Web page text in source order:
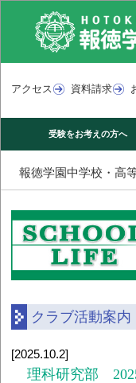
アクセス 資料請求
受験をお考えの方へ
報徳学園中学校・高
クラブ活動案内
[2025.10.2]
理科研究部